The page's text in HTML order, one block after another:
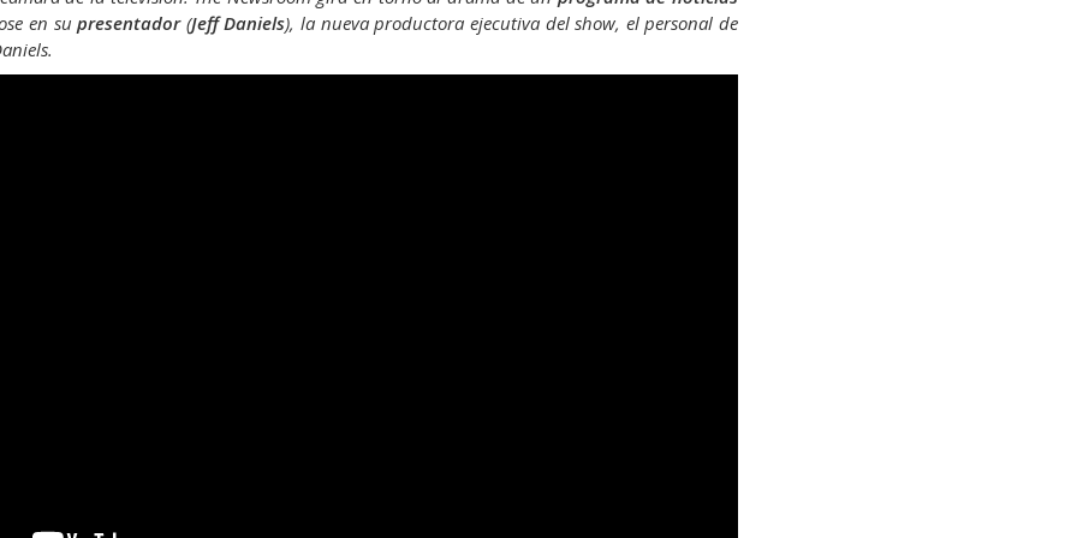
en supresentador(Jeff Daniels), la nueva productora ejecutiva del show, el personal de